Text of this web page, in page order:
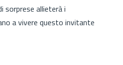
sorprese allieterà i
a vivere questo invitante